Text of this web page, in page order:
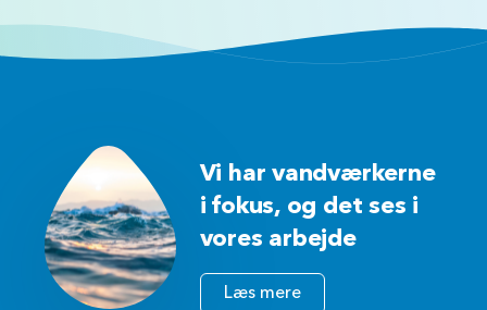
Vi har vandværkerne
i fokus, og det ses i
vores arbejde
Læs mere